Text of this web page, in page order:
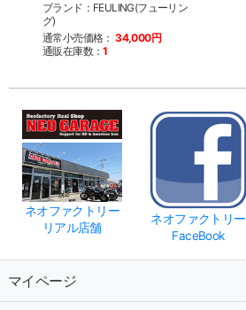
ブランド：FEULING(フューリン
グ)
通常小売価格： 34,000円
通販在庫数：1
ネオファクトリー
リアル店舗
ネオファクトリー
FaceBook
マイページ